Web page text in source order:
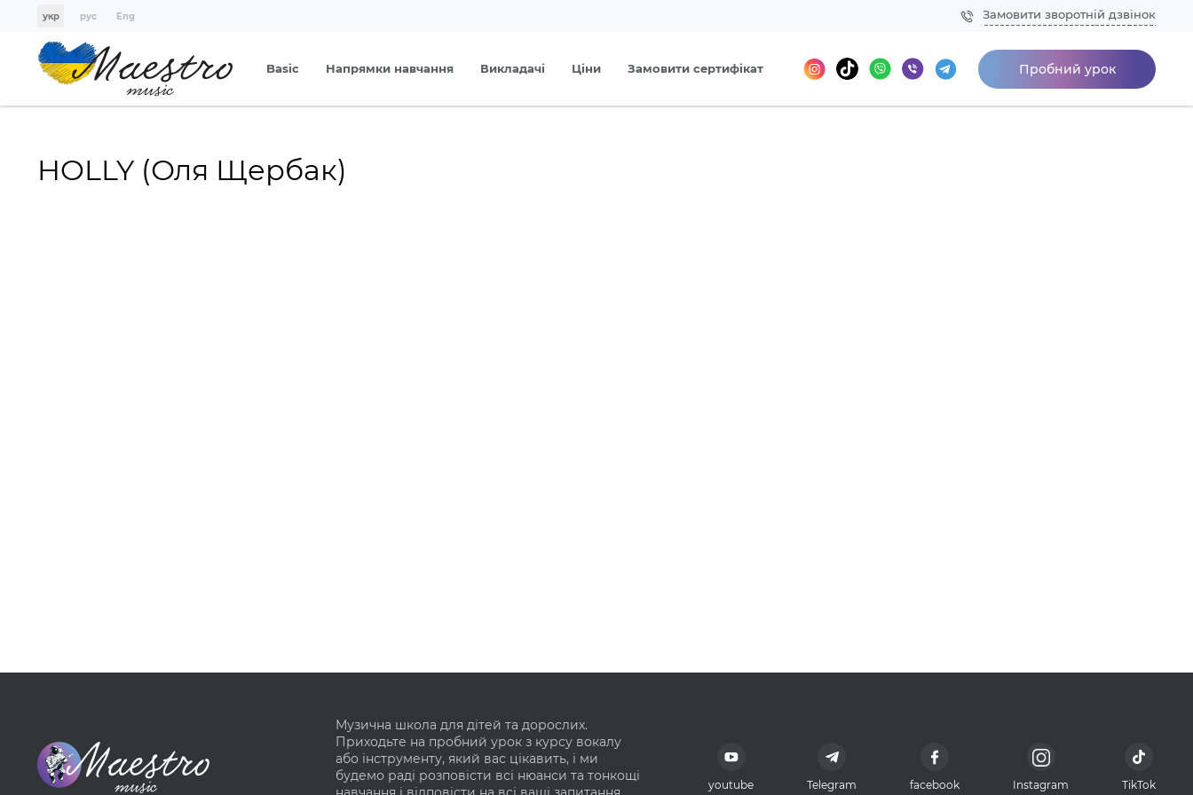
укр рус Eng Замовити зворотній дзвінок
Basic Напрямки навчання Викладачі Ціни Замовити сертифікат Пробний урок
HOLLY (Оля Щербак)
Музична школа для дітей та дорослих.
Приходьте на пробний урок з курсу вокалу
або інструменту, який вас цікавить, і ми
будемо раді розповісти всі нюанси та тонкощі
youtube Telegram facebook Instagram TikTok